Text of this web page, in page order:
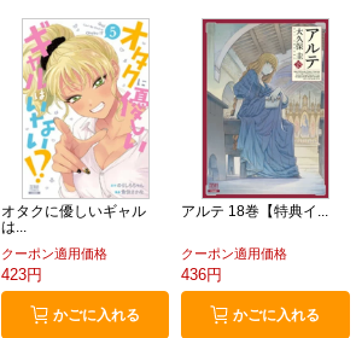
オタクに優しいギャル
は...
クーポン適用価格
423円
かごに入れる
アルテ 18巻【特典イ...
クーポン適用価格
436円
かごに入れる